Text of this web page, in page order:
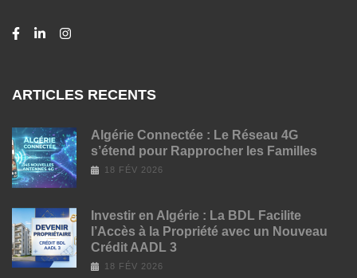
ARTICLES RECENTS
Algérie Connectée : Le Réseau 4G
s’étend pour Rapprocher les Familles
18 FÉV 2026
Investir en Algérie : La BDL Facilite
l’Accès à la Propriété avec un Nouveau
Crédit AADL 3
18 FÉV 2026